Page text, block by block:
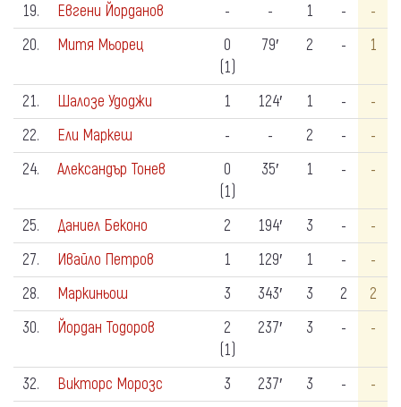
19. Евгени Йорданов - - 1 -
-
20.
Митя Мьорец
0
(1)
79′ 2 - 1
21. Шалозе Удоджи 1 124′ 1 -
-
22.
Ели Маркеш - - 2 -
-
24.
Александър Тонев
0
(1)
35′ 1 - -
25. Даниел Беконо 2 194′ 3 -
-
27.
Ивайло Петров 1 129′ 1 -
-
28.
Маркиньош 3 343′ 3 2
2
30.
Йордан Тодоров
2
(1)
237′ 3 - -
32. Викторс Морозс 3 237′ 3 -
-